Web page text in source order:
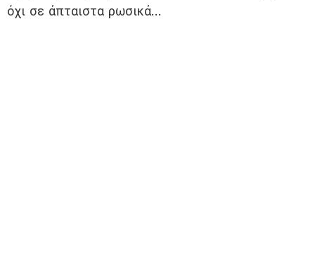
όχι σε άπταιστα ρωσικά…